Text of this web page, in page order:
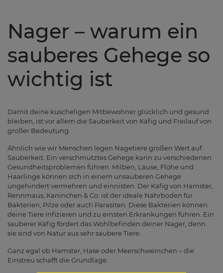
Nager – warum ein
sauberes Gehege so
wichtig ist
Damit deine kuscheligen Mitbewohner glücklich und gesund
bleiben, ist vor allem die Sauberkeit von Käfig und Freilauf von
großer Bedeutung.
Ähnlich wie wir Menschen legen Nagetiere großen Wert auf
Sauberkeit. Ein verschmutztes Gehege kann zu verschiedenen
Gesundheitsproblemen führen. Milben, Läuse, Flöhe und
Haarlinge können sich in einem unsauberen Gehege
ungehindert vermehren und einnisten. Der Käfig von Hamster,
Rennmaus, Kaninchen & Co. ist der ideale Nährboden für
Bakterien, Pilze oder auch Parasiten. Diese Bakterien können
deine Tiere infizieren und zu ernsten Erkrankungen führen. Ein
sauberer Käfig fördert das Wohlbefinden deiner Nager, denn
sie sind von Natur aus sehr saubere Tiere.
Ganz egal ob Hamster, Hase oder Meerschweinchen – die
Einstreu schafft die Grundlage.